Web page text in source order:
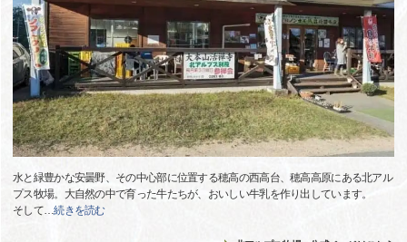
水と緑豊かな安曇野、その中心部に位置する穂高の西高台、穂高高原にある北アル
プス牧場。大自然の中で育った牛たちが、おいしい牛乳を作り出しています。
そして…続きを読む